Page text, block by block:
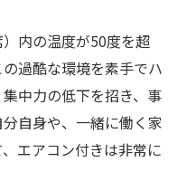
内の温度が50度を超
過酷な環境を素手でハ
中力の低下を招き、事
自身や、一緒に働く家
エアコン付きは非常に